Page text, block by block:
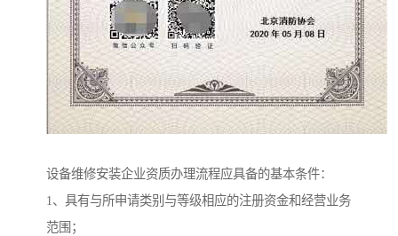
设备维修安装企业资质办理流程应具备的基本条件：
1、具有与所申请类别与等级相应的注册资金和经营业务
范围；